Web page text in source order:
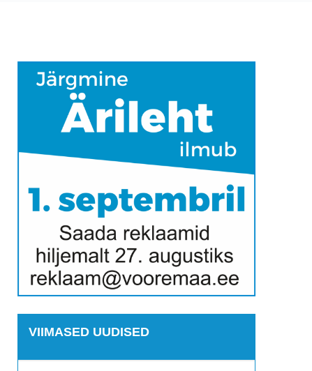
VIIMASED UUDISED